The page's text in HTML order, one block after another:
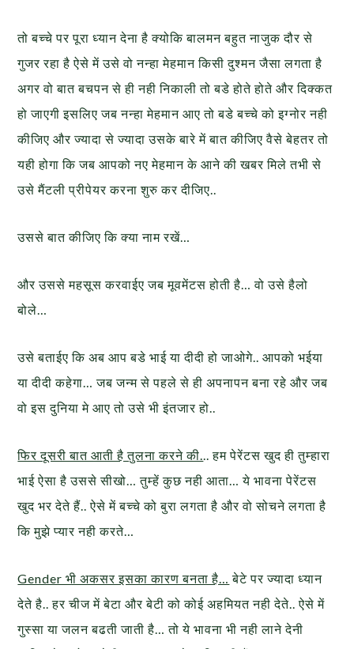
तो बच्चे पर पूरा ध्यान देना है क्योकि बालमन बहुत नाजुक दौर से
गुजर रहा है ऐसे में उसे वो नन्हा मेहमान किसी दुश्मन जैसा लगता है
अगर वो बात बचपन से ही नही निकाली तो बडे होते होते और दिक्कत
हो जाएगी इसलिए जब नन्हा मेहमान आए तो बडे बच्चे को इग्नोर नही
कीजिए और ज्यादा से ज्यादा उसके बारे में बात कीजिए वैसे बेहतर तो
यही होगा कि जब आपको नए मेहमान के आने की खबर मिले तभी से
उसे मैंटली प्रीपेयर करना शुरु कर दीजिए..
उससे बात कीजिए कि क्या नाम रखें…
और उससे महसूस करवाईए जब मूवमेंटस होती है… वो उसे हैलो
बोले…
उसे बताईए कि अब आप बडे भाई या दीदी हो जाओगे.. आपको भईया
या दीदी कहेगा… जब जन्म से पहले से ही अपनापन बना रहे और जब
वो इस दुनिया मे आए तो उसे भी इंतजार हो..
फिर दूसरी बात आती है तुलना करने की... हम पेरेंटस खुद ही तुम्हारा
भाई ऐसा है उससे सीखो… तुम्हें कुछ नही आता… ये भावना पेरेंटस
खुद भर देते हैं.. ऐसे में बच्चे को बुरा लगता है और वो सोचने लगता है
कि मुझे प्यार नही करते…
Gender भी अकसर इसका कारण बनता है… बेटे पर ज्यादा ध्यान
देते है.. हर चीज में बेटा और बेटी को कोई अहमियत नही देते.. ऐसे में
गुस्सा या जलन बढती जाती है… तो ये भावना भी नही लाने देनी